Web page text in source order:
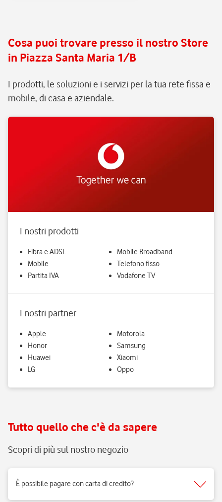
assistenza e manutenzione
continua, senza pensieri.
Cosa puoi trovare presso il nostro Store
in Piazza Santa Maria 1/B
I prodotti, le soluzioni e i servizi per la tua rete fissa e
mobile, di casa e aziendale.
I nostri prodotti
Fibra e ADSL
Mobile
Partita IVA
Mobile Broadband
Telefono fisso
Vodafone TV
I nostri partner
Apple
Honor
Huawei
LG
Motorola
Samsung
Xiaomi
Oppo
Tutto quello che c'è da sapere
Scopri di più sul nostro negozio
È possibile pagare con carta di credito?